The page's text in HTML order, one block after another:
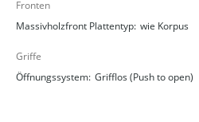
Fronten
Massivholzfront Plattentyp: wie Korpus
Griffe
Öffnungssystem: Grifflos (Push to open)